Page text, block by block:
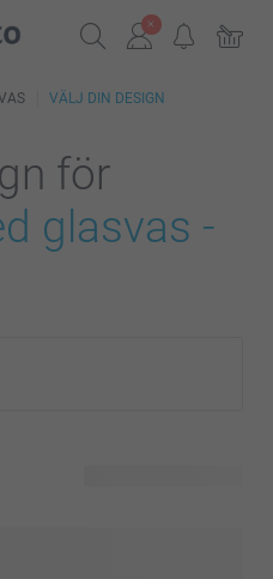
VÄLJ DIN DESIGN
för
glasvas -